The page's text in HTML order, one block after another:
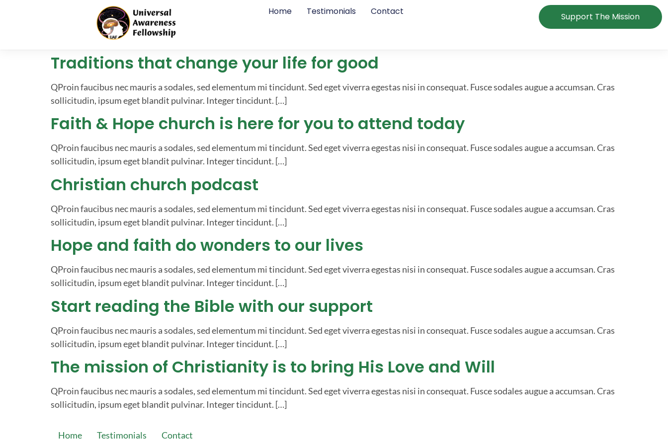
Home Testimonials Contact Support The Mission
Traditions that change your life for good
QProin faucibus nec mauris a sodales, sed elementum mi tincidunt. Sed eget viverra egestas nisi in consequat. Fusce sodales augue a accumsan. Cras
sollicitudin, ipsum eget blandit pulvinar. Integer tincidunt. […]
Faith & Hope church is here for you to attend today
QProin faucibus nec mauris a sodales, sed elementum mi tincidunt. Sed eget viverra egestas nisi in consequat. Fusce sodales augue a accumsan. Cras
sollicitudin, ipsum eget blandit pulvinar. Integer tincidunt. […]
Christian church podcast
QProin faucibus nec mauris a sodales, sed elementum mi tincidunt. Sed eget viverra egestas nisi in consequat. Fusce sodales augue a accumsan. Cras
sollicitudin, ipsum eget blandit pulvinar. Integer tincidunt. […]
Hope and faith do wonders to our lives
QProin faucibus nec mauris a sodales, sed elementum mi tincidunt. Sed eget viverra egestas nisi in consequat. Fusce sodales augue a accumsan. Cras
sollicitudin, ipsum eget blandit pulvinar. Integer tincidunt. […]
Start reading the Bible with our support
QProin faucibus nec mauris a sodales, sed elementum mi tincidunt. Sed eget viverra egestas nisi in consequat. Fusce sodales augue a accumsan. Cras
sollicitudin, ipsum eget blandit pulvinar. Integer tincidunt. […]
The mission of Christianity is to bring His Love and Will
QProin faucibus nec mauris a sodales, sed elementum mi tincidunt. Sed eget viverra egestas nisi in consequat. Fusce sodales augue a accumsan. Cras
sollicitudin, ipsum eget blandit pulvinar. Integer tincidunt. […]
Home Testimonials Contact